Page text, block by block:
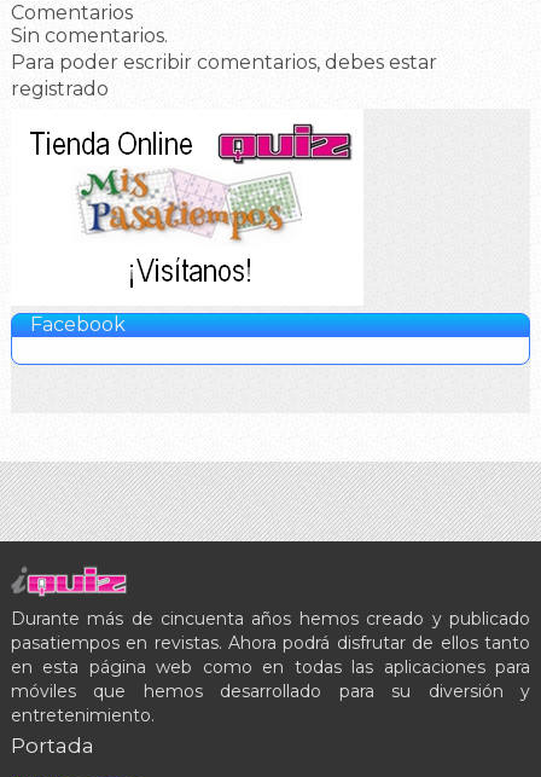
Comentarios
Sin comentarios.
Para poder escribir comentarios, debes estar
registrado
Facebook
Durante más de cincuenta años hemos creado y publicado
pasatiempos en revistas. Ahora podrá disfrutar de ellos tanto
en esta página web como en todas las aplicaciones para
móviles que hemos desarrollado para su diversión y
entretenimiento.
Portada